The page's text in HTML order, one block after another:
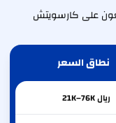
على كارسويتش
نطاق السعر
ريال 21K–76K